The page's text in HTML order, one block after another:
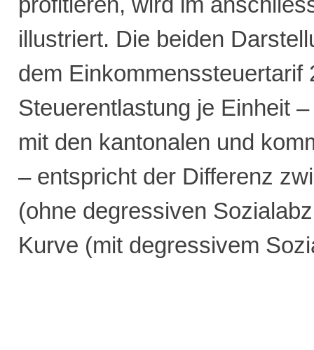
illustriert. Die beiden
dem Einkommenssteuertarif
Steuerentlastung je Einheit
mit den kantonalen und
– entspricht der Differenz
(ohne degressiven
Kurve (mit degressivem